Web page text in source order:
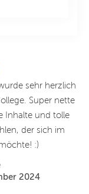
sehr herzlich
Super nette
Inhalte und tolle
der sich im
:)
2024